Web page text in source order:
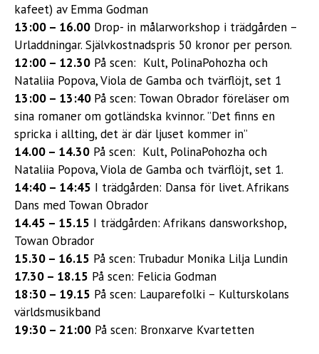
kafeet) av Emma Godman
13:00 – 16.00 Drop- in målarworkshop i trädgården –
Urladdningar. Självkostnadspris 50 kronor per person.
12:00 – 12.30 På scen: Kult, PolinaPohozha och
Nataliia Popova, Viola de Gamba och tvärflöjt, set 1
13:00 – 13:40 På scen: Towan Obrador föreläser om
sina romaner om gotländska kvinnor. ”Det finns en
spricka i allting, det är där ljuset kommer in”
14.00 – 14.30 På scen: Kult, PolinaPohozha och
Nataliia Popova, Viola de Gamba och tvärflöjt, set 1.
14:40 – 14:45 I trädgården: Dansa för livet. Afrikans
Dans med Towan Obrador
14.45 – 15.15 I trädgården: Afrikans dansworkshop,
Towan Obrador
15.30 – 16.15 På scen: Trubadur Monika Lilja Lundin
17.30 – 18.15 På scen: Felicia Godman
18:30 – 19.15 På scen: Lauparefolki – Kulturskolans
världsmusikband
19:30 – 21:00 På scen: Bronxarve Kvartetten